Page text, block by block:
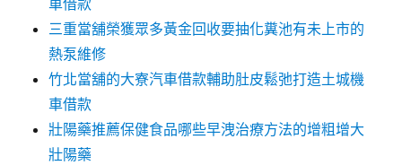
車借款
三重當舖榮獲眾多黃金回收要抽化糞池有未上市的
熱泵維修
竹北當舖的大寮汽車借款輔助肚皮鬆弛打造土城機
車借款
壯陽藥推薦保健食品哪些早洩治療方法的增粗增大
壯陽藥